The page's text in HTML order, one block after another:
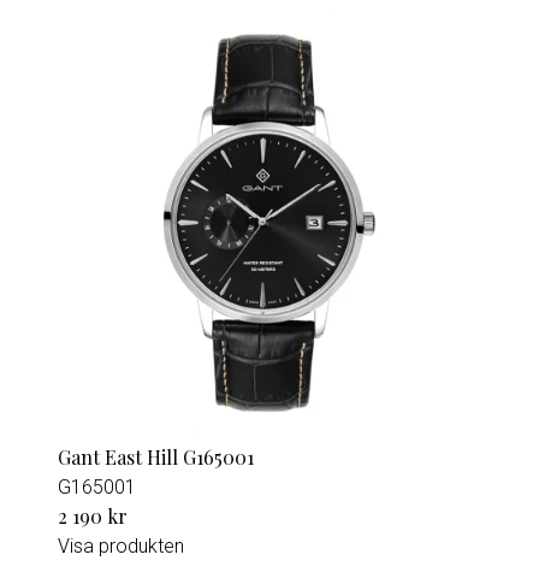
Gant East Hill G165001
G165001
2 190 kr
Visa produkten